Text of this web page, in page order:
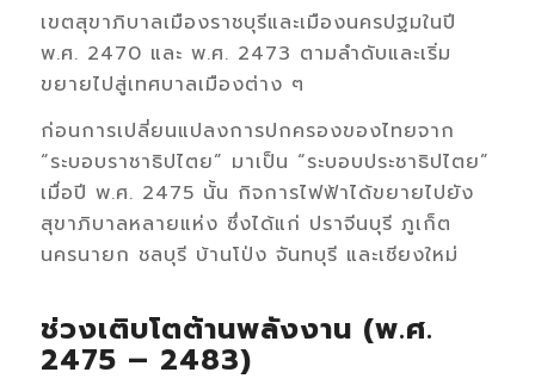
เขตสุขาภิบาลเมืองราชบุรีและเมืองนครปฐมในปี
พ.ศ. 2470 และ พ.ศ. 2473 ตามลำดับและเริ่ม
ขยายไปสู่เทศบาลเมืองต่าง ๆ
ก่อนการเปลี่ยนแปลงการปกครองของไทยจาก
“ระบอบราชาธิปไตย” มาเป็น “ระบอบประชาธิปไตย”
เมื่อปี พ.ศ. 2475 นั้น กิจการไฟฟ้าได้ขยายไปยัง
สุขาภิบาลหลายแห่ง ซึ่งได้แก่ ปราจีนบุรี ภูเก็ต
นครนายก ชลบุรี บ้านโป่ง จันทบุรี และเชียงใหม่
ช่วงเติบโตต้านพลังงาน (พ.ศ.
2475 – 2483)